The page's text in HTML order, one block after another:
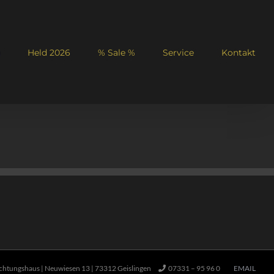
Held 2026 % Sale % Service Kontakt
| Neuwiesen 13 | 73312 Geislingen 07331 – 95 96 0 EMAIL